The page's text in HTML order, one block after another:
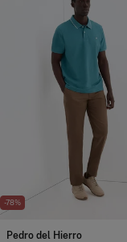
-78%
Pedro del Hierro